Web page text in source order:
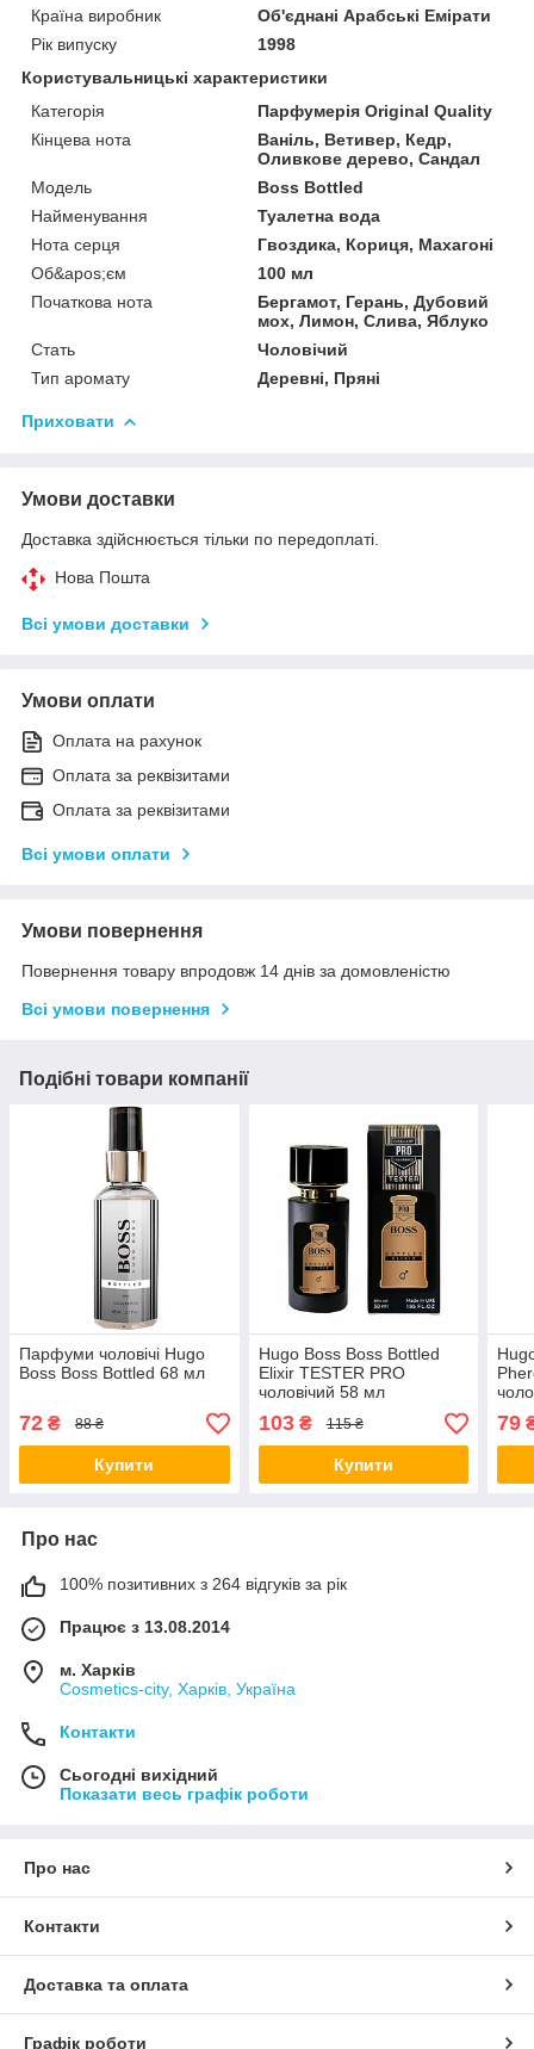
Країна виробник
Об'єднані Арабські Емірати
Рік випуску
1998
Користувальницькі характеристики
Категорія
Парфумерія Original Quality
Кінцева нота
Ваніль, Ветивер, Кедр,
Оливкове дерево, Сандал
Мoдель
Boss Bottled
Найменування
Туалетна вода
Нота серця
Гвоздика, Кориця, Махагоні
Об&apos;єм
100 мл
Початкова нота
Бергамот, Герань, Дубовий
мох, Лимон, Слива, Яблуко
Стать
Чоловічий
Тип аромату
Деревні, Пряні
Приховати
Умови доставки
Доставка здійснюється тільки по передоплаті.
Нова Пошта
Всі умови доставки
Умови оплати
Оплата на рахунок
Оплата за реквізитами
Оплата за реквізитами
Всі умови оплати
Умови повернення
Повернення товару впродовж 14 днів за домовленістю
Всі умови повернення
Подібні товари компанії
Парфуми чоловічі Hugo
Boss Boss Bottled 68 мл
72 ₴ 88 ₴
Купити
Hugo Boss Boss Bottled
Elixir TESTER PRO
чоловічий 58 мл
103₴ 115 ₴
Купити
79
Про нас
100% позитивних з 264 відгуків за рік
Працює з 13.08.2014
м. Харків
Cosmetics-city, Харків, Україна
Контакти
Сьогодні вихідний
Показати весь графік роботи
Про нас
Контакти
Доставка та оплата
Графік роботи